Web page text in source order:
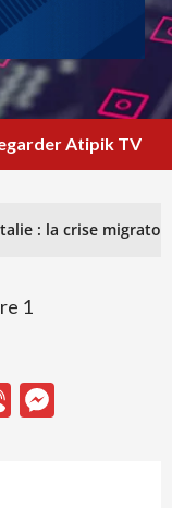
Atipik TV
: la crise
Viber